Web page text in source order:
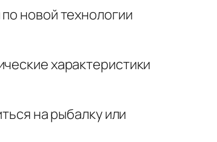
новой технологии
характеристики
на рыбалку или